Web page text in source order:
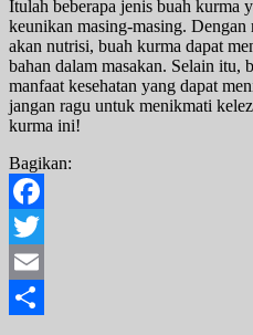
Itulah beberapa jenis buah kurma
keunikan masing-masing. Dengan
akan nutrisi, buah kurma dapat
bahan dalam masakan. Selain
manfaat kesehatan yang dapat
jangan ragu untuk menikmati
kurma ini!
Bagikan:
Facebook
Twitter
Email